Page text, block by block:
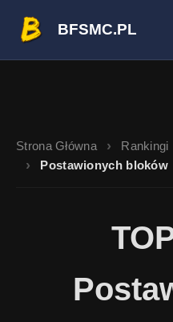
BFSMC.PL
Strona Główna Rankingi
Postawionych bloków